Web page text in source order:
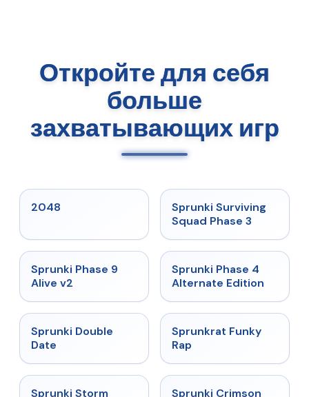
Откройте для себя
больше
захватывающих игр
2048 ★ 4.7
Sprunki Surviving
Squad Phase 3
★
Sprunki Phase 9
Alive v2
★
Sprunki Phase 4
Alternate Edition
★
Sprunki Double
Date
★ 4.7
Sprunkrat Funky
Rap
★
Sprunki Storm
★ 4.7
Sprunki Crimson